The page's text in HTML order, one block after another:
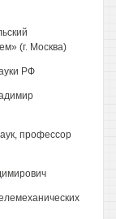
(г. Москва)
РФ
профессор